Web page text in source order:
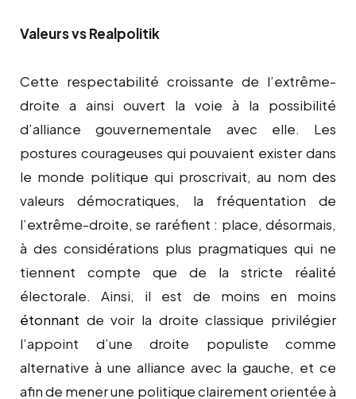
Valeurs vs Realpolitik
Cette respectabilité croissante de l’extrême-
droite a ainsi ouvert la voie à la possibilité
d’alliance gouvernementale avec elle. Les
postures courageuses qui pouvaient exister dans
le monde politique qui proscrivait, au nom des
valeurs démocratiques, la fréquentation de
l’extrême-droite, se raréfient : place, désormais,
à des considérations plus pragmatiques qui ne
tiennent compte que de la stricte réalité
électorale. Ainsi, il est de moins en moins
étonnant de voir la droite classique privilégier
l’appoint d’une droite populiste comme
alternative à une alliance avec la gauche, et ce
afin de mener une politique clairement orientée à